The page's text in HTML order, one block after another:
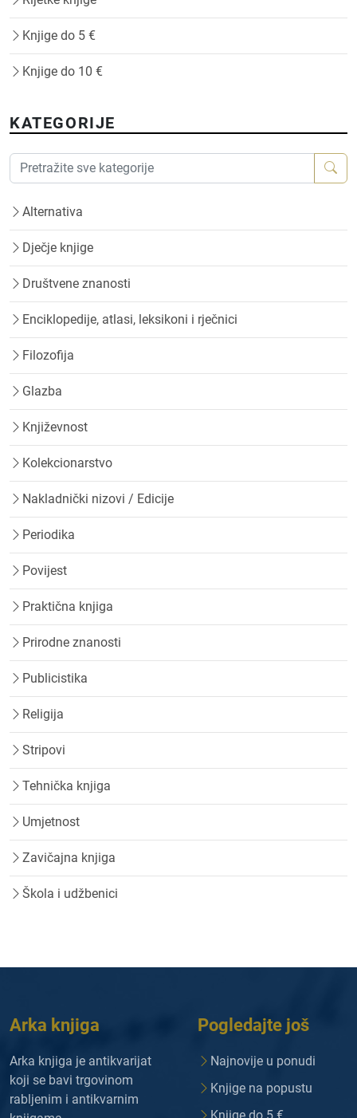
Knjige do 5 €
Knjige do 10 €
KATEGORIJE
Alternativa
Dječje knjige
Društvene znanosti
Enciklopedije, atlasi, leksikoni i rječnici
Filozofija
Glazba
Književnost
Kolekcionarstvo
Nakladnički nizovi / Edicije
Periodika
Povijest
Praktična knjiga
Prirodne znanosti
Publicistika
Religija
Stripovi
Tehnička knjiga
Umjetnost
Zavičajna knjiga
Škola i udžbenici
Arka knjiga
Arka knjiga je antikvarijat
koji se bavi trgovinom
rabljenim i antikvarnim
Pogledajte još
Najnovije u ponudi
Knjige na popustu